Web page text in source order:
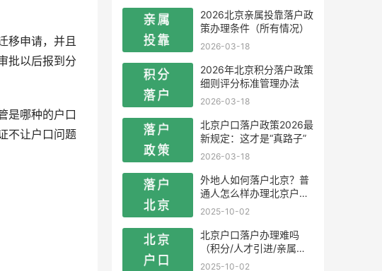
移申请，并且
批以后报到分
是哪种的户口
不让户口问题
2026北京亲属投靠落户政
策办理条件（所有情况）
2026-03-18
2026年北京积分落户政策
细则评分标准管理办法
2026-03-18
北京户口落户政策2026最
新规定：这才是“真路子”
2026-03-18
外地人如何落户北京？普
通人怎么样办理北京户
口？
2025-10-02
北京户口落户办理难吗
（积分/人才引进/亲属投
靠）
2025-10-02